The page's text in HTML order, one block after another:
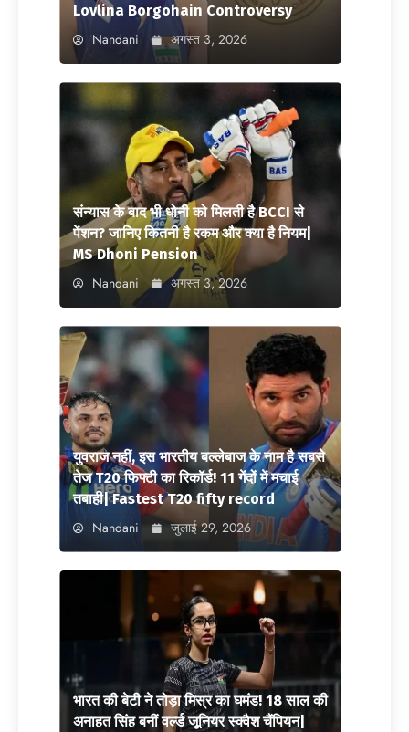
Lovlina Borgohain Controversy
Nandani अगस्त 3, 2026
संन्यास के बाद भी धोनी को मिलती है BCCI से
पेंशन? जानिए कितनी है रकम और क्या है नियम|
MS Dhoni Pension
Nandani अगस्त 3, 2026
युवराज नहीं, इस भारतीय बल्लेबाज के नाम है सबसे
तेज T20 फिफ्टी का रिकॉर्ड! 11 गेंदों में मचाई
तबाही| Fastest T20 fifty record
Nandani जुलाई 29, 2026
भारत की बेटी ने तोड़ा मिस्र का घमंड! 18 साल की
अनाहत सिंह बनीं वर्ल्ड जूनियर स्क्वैश चैंपियन|